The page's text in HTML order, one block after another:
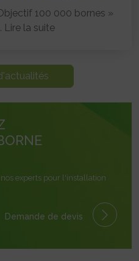
100 000 bornes »
Lire la suite
experts pour l'installation
Demande de devis